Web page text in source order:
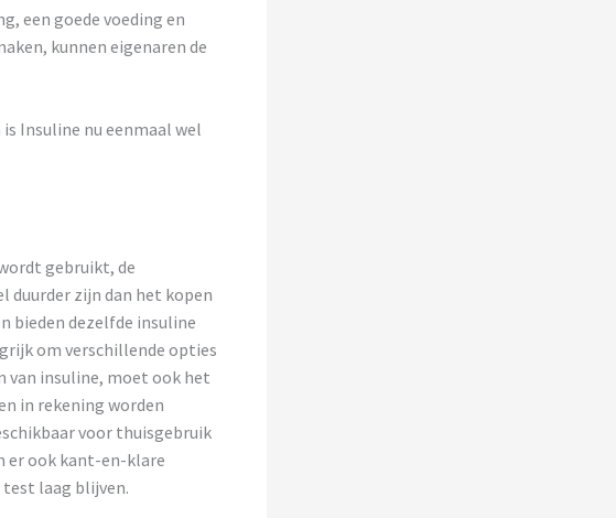
een goede voeding en
kunnen eigenaren de
Insuline nu eenmaal wel
gebruikt, de
duurder zijn dan het kopen
bieden dezelfde insuline
om verschillende opties
van insuline, moet ook het
in rekening worden
voor thuisgebruik
er ook kant-en-klare
laag blijven.